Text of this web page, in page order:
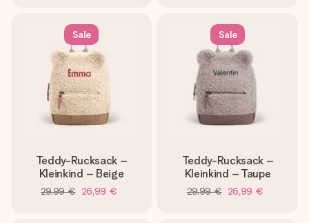
Sale
Teddy-Rucksack –
Kleinkind – Beige
29,99 € 26,99 €
Sale
Teddy-Rucksack –
Kleinkind – Taupe
29,99 € 26,99 €